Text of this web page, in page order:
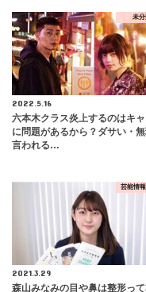
未分
2022.5.16
六本木クラス炎上するのはキャ
に問題があるから？ダサい・無
言われる…
芸能情
2021.3.29
森山みなみの目や鼻は整形っ